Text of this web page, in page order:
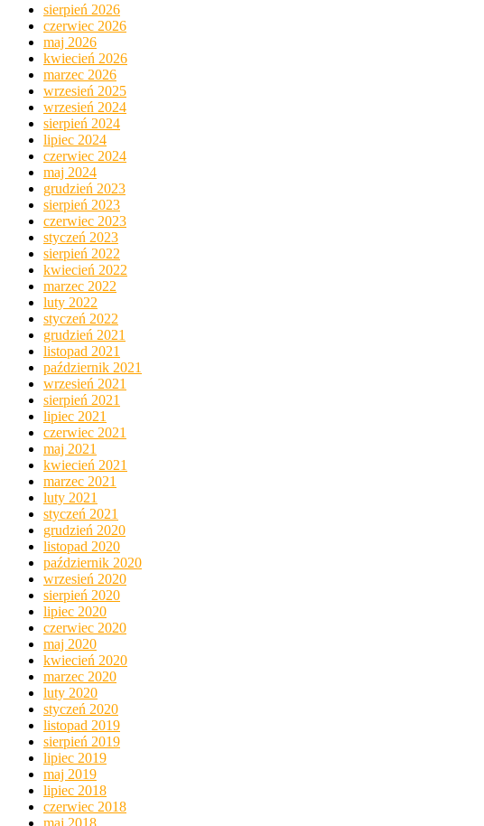
sierpień 2026
czerwiec 2026
maj 2026
kwiecień 2026
marzec 2026
wrzesień 2025
wrzesień 2024
sierpień 2024
lipiec 2024
czerwiec 2024
maj 2024
grudzień 2023
sierpień 2023
czerwiec 2023
styczeń 2023
sierpień 2022
kwiecień 2022
marzec 2022
luty 2022
styczeń 2022
grudzień 2021
listopad 2021
październik 2021
wrzesień 2021
sierpień 2021
lipiec 2021
czerwiec 2021
maj 2021
kwiecień 2021
marzec 2021
luty 2021
styczeń 2021
grudzień 2020
listopad 2020
październik 2020
wrzesień 2020
sierpień 2020
lipiec 2020
czerwiec 2020
maj 2020
kwiecień 2020
marzec 2020
luty 2020
styczeń 2020
listopad 2019
sierpień 2019
lipiec 2019
maj 2019
lipiec 2018
czerwiec 2018
maj 2018